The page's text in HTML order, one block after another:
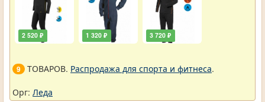
2 520 ₽ 1 320 ₽ 3 720 ₽
9 ТОВАРОВ. Распродажа для спорта и фитнеса.
Орг: Леда